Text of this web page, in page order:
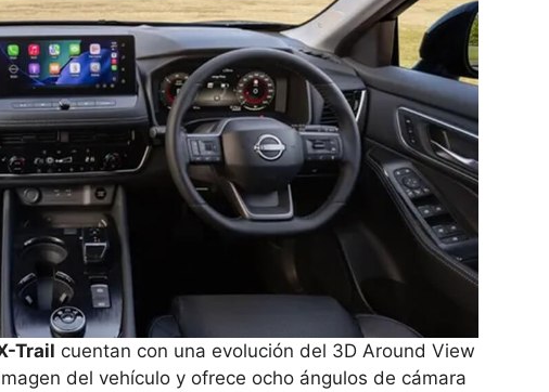
Trail cuentan con una evolución del 3D Around View
del vehículo y ofrece ocho ángulos de cámara